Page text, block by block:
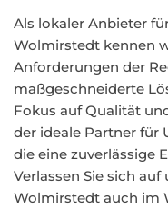
Als lokaler Anbieter
Wolmirstedt kennen
Anforderungen der
maßgeschneiderte
Fokus auf Qualität
der ideale Partner für
die eine zuverlässige
Verlassen Sie sich
Wolmirstedt auch im